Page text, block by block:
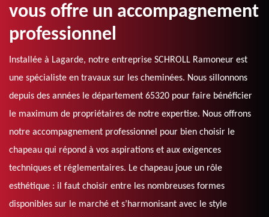
vous offre un accompagnement
professionnel
Installée à Lagarde, notre entreprise SCHROLL Ramoneur est
une spécialiste en travaux sur les cheminées. Nous sillonnons
depuis des années le département 65320 pour faire bénéficier
le maximum de propriétaires de notre expertise. Nous offrons
notre accompagnement professionnel pour bien choisir le
chapeau qui répond à vos aspirations et aux exigences
techniques et réglementaires. Le chapeau joue un rôle
esthétique : il faut choisir entre les nombreuses formes
disponibles sur le marché et s’harmonisant avec le style